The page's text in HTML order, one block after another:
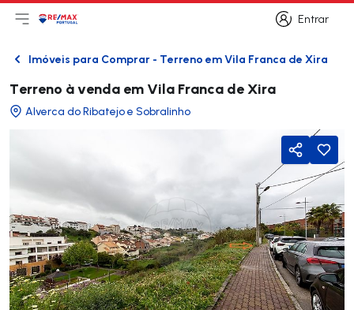
Entrar
Entrar
Abri menu principal
LogoIr para página inicial
VoltarImóveis para Comprar - Terreno em Vila Franca de Xira
Terreno à venda em Vila Franca de Xira
Alverca do Ribatejo e Sobralinho
Partilhar